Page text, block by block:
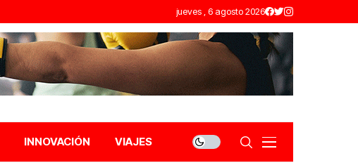
jueves , 6 agosto 2026
INNOVACIÓN VIAJES